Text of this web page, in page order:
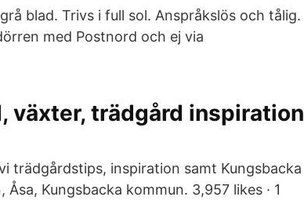
blad. Trivs i full sol. Anspråkslös och tålig.
med Postnord och ej via
växter, trädgård inspiration
trädgårdstips, inspiration samt Kungsbacka
Åsa, Kungsbacka kommun. 3,957 likes · 1